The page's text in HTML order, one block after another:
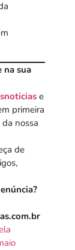
na sua
e
primeira
nossa
de